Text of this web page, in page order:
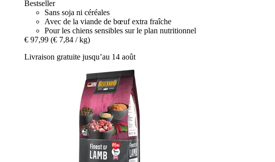
Bestseller
Sans soja ni céréales
Avec de la viande de bœuf extra fraîche
Pour les chiens sensibles sur le plan nutritionnel
€ 97,99 (€ 7,84 / kg)
Livraison gratuite jusqu’au 14 août